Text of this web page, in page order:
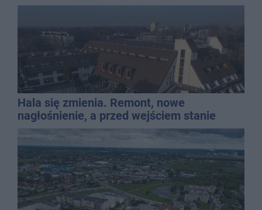
Hala się zmienia. Remont, nowe
nagłośnienie, a przed wejściem stanie
QEMETICA ARENA